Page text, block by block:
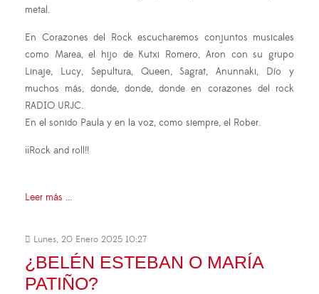
metal.
En Corazones del Rock escucharemos conjuntos musicales
como Marea, el hijo de Kutxi Romero, Aron con su grupo
Linaje, Lucy, Sepultura, Queen, Sagrat, Anunnaki, Dío y
muchos más, donde, donde, donde en corazones del rock
RADIO URJC.
En el sonido Paula y en la voz, como siempre, el Rober.
¡¡Rock and roll!!
Leer más ...
Lunes, 20 Enero 2025 10:27
¿BELÉN ESTEBAN O MARÍA
PATIÑO?